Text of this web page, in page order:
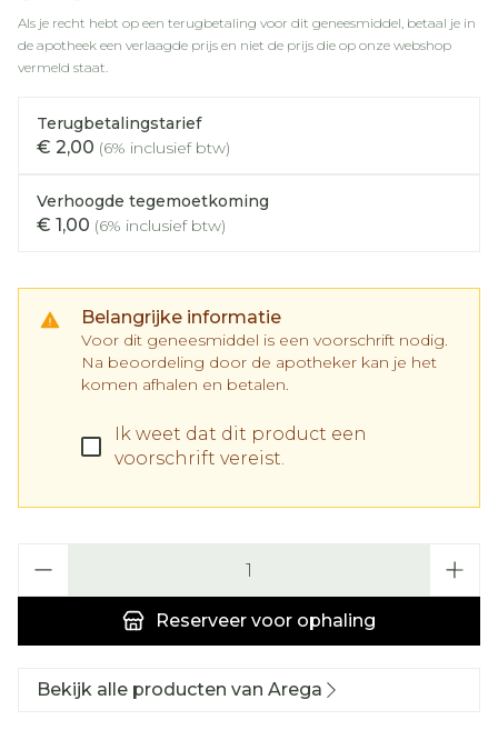
Als je recht hebt op een terugbetaling voor dit geneesmiddel, betaal je in
de apotheek een verlaagde prijs en niet de prijs die op onze webshop
vermeld staat.
Terugbetalingstarief
€ 2,00 (6% inclusief btw)
Verhoogde tegemoetkoming
€ 1,00 (6% inclusief btw)
Belangrijke informatie
Voor dit geneesmiddel is een voorschrift nodig.
Na beoordeling door de apotheker kan je het
komen afhalen en betalen.
Ik weet dat dit product een
voorschrift vereist.
Reserveer voor ophaling
Bekijk alle producten van Arega